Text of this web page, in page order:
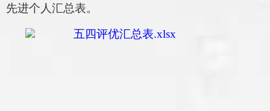
先进个人汇总表。
五四评优汇总表.xlsx